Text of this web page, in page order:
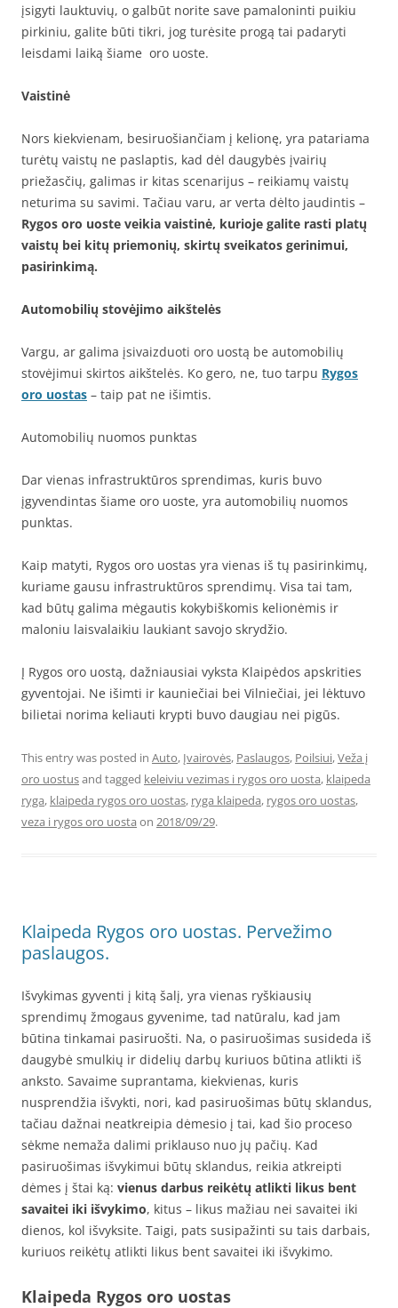
įsigyti lauktuvių, o galbūt norite save pamaloninti puikiu
pirkiniu, galite būti tikri, jog turėsite progą tai padaryti
leisdami laiką šiame oro uoste.
Vaistinė
Nors kiekvienam, besiruošiančiam į kelionę, yra patariama
turėtų vaistų ne paslaptis, kad dėl daugybės įvairių
priežasčių, galimas ir kitas scenarijus – reikiamų vaistų
neturima su savimi. Tačiau varu, ar verta dėlto jaudintis –
Rygos oro uoste veikia vaistinė, kurioje galite rasti platų
vaistų bei kitų priemonių, skirtų sveikatos gerinimui,
pasirinkimą.
Automobilių stovėjimo aikštelės
Vargu, ar galima įsivaizduoti oro uostą be automobilių
stovėjimui skirtos aikštelės. Ko gero, ne, tuo tarpu Rygos
oro uostas – taip pat ne išimtis.
Automobilių nuomos punktas
Dar vienas infrastruktūros sprendimas, kuris buvo
įgyvendintas šiame oro uoste, yra automobilių nuomos
punktas.
Kaip matyti, Rygos oro uostas yra vienas iš tų pasirinkimų,
kuriame gausu infrastruktūros sprendimų. Visa tai tam,
kad būtų galima mėgautis kokybiškomis kelionėmis ir
maloniu laisvalaikiu laukiant savojo skrydžio.
Į Rygos oro uostą, dažniausiai vyksta Klaipėdos apskrities
gyventojai. Ne išimti ir kauniečiai bei Vilniečiai, jei lėktuvo
bilietai norima keliauti krypti buvo daugiau nei pigūs.
This entry was posted in Auto, Įvairovės, Paslaugos, Poilsiui,Veža į
oro uostusand tagged keleiviu vezimas i rygos oro uosta, klaipeda
ryga, klaipeda rygos oro uostas, ryga klaipeda, rygos oro uostas,
veza i rygos oro uosta on 2018/09/29.
Klaipeda Rygos oro uostas. Pervežimo
paslaugos.
Išvykimas gyventi į kitą šalį, yra vienas ryškiausių
sprendimų žmogaus gyvenime, tad natūralu, kad jam
būtina tinkamai pasiruošti. Na, o pasiruošimas susideda iš
daugybė smulkių ir didelių darbų kuriuos būtina atlikti iš
anksto. Savaime suprantama, kiekvienas, kuris
nusprendžia išvykti, nori, kad pasiruošimas būtų sklandus,
tačiau dažnai neatkreipia dėmesio į tai, kad šio proceso
sėkme nemaža dalimi priklauso nuo jų pačių. Kad
pasiruošimas išvykimui būtų sklandus, reikia atkreipti
dėmes į štai ką: vienus darbus reikėtų atlikti likus bent
savaitei iki išvykimo, kitus – likus mažiau nei savaitei iki
dienos, kol išvyksite. Taigi, pats susipažinti su tais darbais,
kuriuos reikėtų atlikti likus bent savaitei iki išvykimo.
Klaipeda Rygos oro uostas